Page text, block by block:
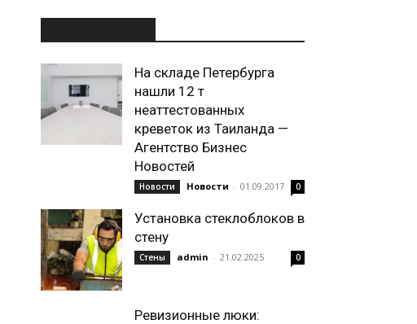
На складе Петербурга
нашли 12 т
неаттестованных
креветок из Таиланда —
Агентство Бизнес
Новостей
Новости Новости - 01.09.2017 0
Установка стеклоблоков в
стену
Стены admin - 21.02.2025 0
Ревизионные люки: